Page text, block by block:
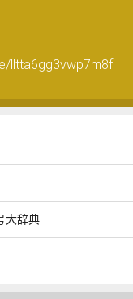
lltta6gg3vwp7m8f
大辞典